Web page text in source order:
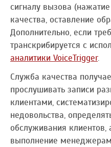
сигналу вызова
качества, оставление
Дополнительно, если
транскрибируется с
аналитики VoiceTrigger.
Служба качества
прослушивать записи
клиентами,
недовольства,
обслуживания клиентов,
выполнение